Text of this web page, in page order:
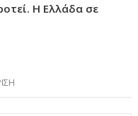
Η Ελλάδα σε